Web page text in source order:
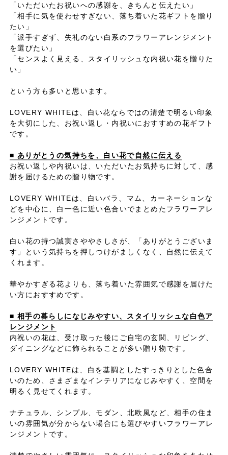
「いただいたお祝いへの感謝を、きちんと伝えたい」
「相手に気を使わせすぎない、落ち着いた花ギフトを贈り
たい」
「派手すぎず、失礼のない白系のフラワーアレンジメント
を選びたい」
「センスよく見える、スタイリッシュな内祝い花を贈りた
い」
という方も多いと思います。
LOVERY WHITEは、白い花ならではの清楚で明るい印象
を大切にした、お祝い返し・内祝いにおすすめの花ギフト
です。
■ ありがとうの気持ちを、白い花で自然に伝える
お祝い返しや内祝いは、いただいたお気持ちに対して、感
謝を届けるための贈り物です。
LOVERY WHITEは、白いバラ、マム、カーネーションな
どを中心に、白一色に近い色合いでまとめたフラワーアレ
ンジメントです。
白い花の持つ誠実さややさしさが、「ありがとうございま
す」という気持ちを押しつけがましくなく、自然に伝えて
くれます。
華やかすぎる花よりも、落ち着いた雰囲気で感謝を届けた
い方におすすめです。
■ 相手の暮らしになじみやすい、スタイリッシュな白色ア
レンジメント
内祝いの花は、受け取った後にご自宅の玄関、リビング、
ダイニングなどに飾られることが多い贈り物です。
LOVERY WHITEは、白を基調としたすっきりとした色合
いのため、さまざまなインテリアになじみやすく、空間を
明るく見せてくれます。
ナチュラル、シンプル、モダン、北欧風など、相手の住ま
いの雰囲気が分からない場合にも選びやすいフラワーアレ
ンジメントです。